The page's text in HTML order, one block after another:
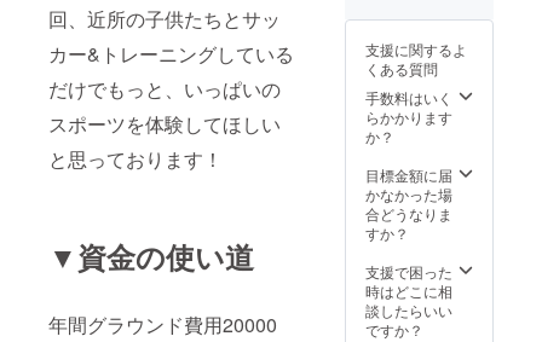
回、近所の子供たちとサッ
カー&トレーニングしている
だけでもっと、いっぱいの
スポーツを体験してほしい
と思っております！
▼資金の使い道
年間グラウンド費用20000
支援に関するよ
くある質問
手数料はいく
らかかります
か？
目標金額に届
かなかった場
合どうなりま
すか？
支援で困った
時はどこに相
談したらいい
ですか？